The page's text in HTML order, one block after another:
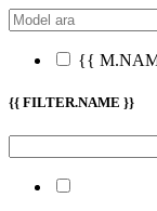
{{
{{ FILTER.NAME }}